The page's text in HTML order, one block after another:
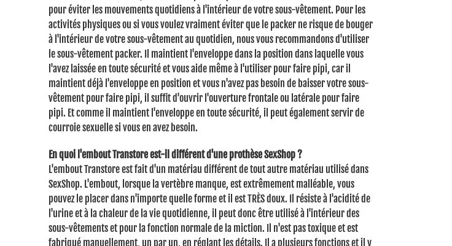
pour éviter les mouvements quotidiens à l'intérieur de votre sous-vêtement. Pour les
activités physiques ou si vous voulez vraiment éviter que le packer ne risque de bouger
à l'intérieur de votre sous-vêtement au quotidien, nous vous recommandons d'utiliser
le sous-vêtement packer.
Il maintient l'enveloppe dans la position dans laquelle vous
l'avez laissée en toute sécurité et vous aide même à l'utiliser pour faire pipi, car il
maintient déjà l'enveloppe en position et vous n'avez pas besoin de baisser votre sous-
vêtement pour faire pipi, il suffit d'ouvrir l'ouverture frontale ou latérale pour faire
pipi. Et comme il maintient l'enveloppe en toute sécurité, il peut également servir de
courroie sexuelle si vous en avez besoin.
En quoi l'embout Transtore est-il différent d'une prothèse SexShop ?
L'embout Transtore est fait d'un matériau différent de tout autre matériau utilisé dans
SexShop. L'embout, lorsque la vertèbre manque, est extrêmement malléable, vous
pouvez le placer dans n'importe quelle forme et il est TRÈS doux. Il résiste à l'acidité de
l'urine et à la chaleur de la vie quotidienne, il peut donc être utilisé à l'intérieur des
sous-vêtements et pour la fonction normale de la miction. Il n'est pas toxique et est
fabriqué manuellement, un par un, en réglant les détails. Il a plusieurs fonctions et il y